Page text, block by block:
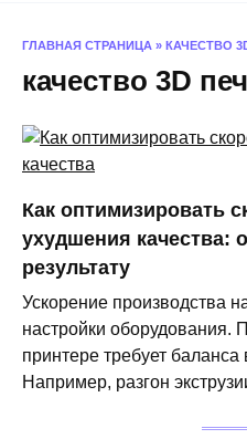
ГЛАВНАЯ СТРАНИЦА » КАЧЕСТВО
качество 3D
Как оптимизировать
ухудшения качества:
результату
Ускорение производства
настройки оборудования.
принтере требует баланса
Например, разгон